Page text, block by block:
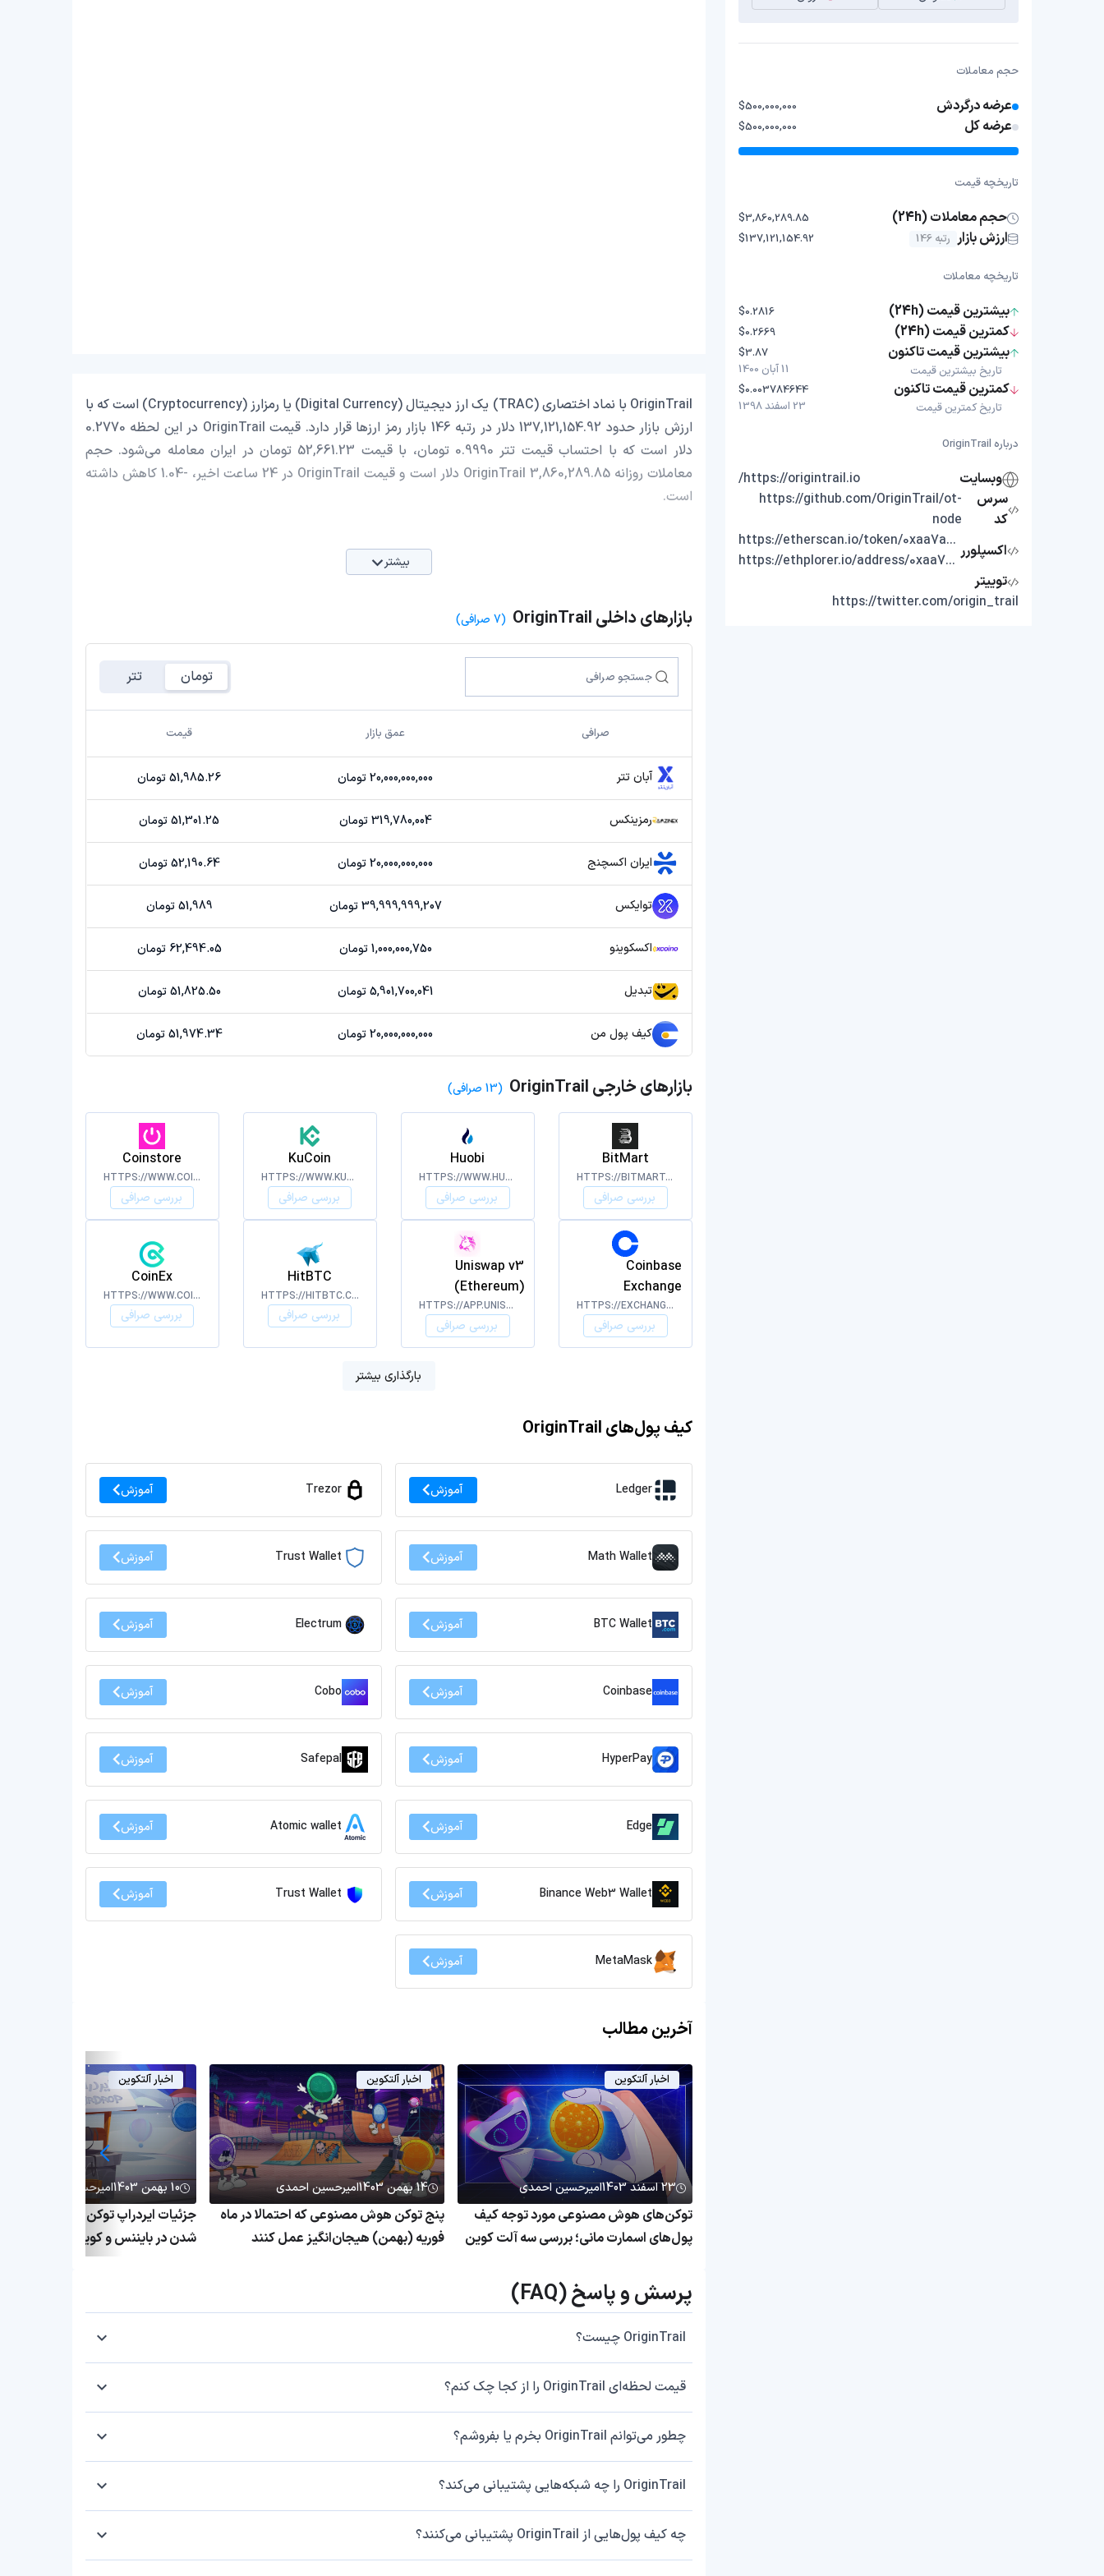
حجم معاملات
عرضه درگردش $500,000,000
عرضه کل $500,000,000
تاریخچه قیمت
حجم معاملات (24h) $3,860,289.85
ارزش بازار رتبه 146 $137,121,154.92
تاریخچه معاملات
بیشترین قیمت (24h) $0.2816
کمترین قیمت (24h) $0.2669
بیشترین قیمت تاکنون
تاریخ بیشترین قیمت
$3.87
11 آبان 1400
کمترین قیمت تاکنون
تاریخ کمترین قیمت
$0.003784644
23 اسفند 1398
درباره OriginTrail
وبسایت
https://origintrail.io/
سرس
کد
https://github.com/OriginTrail/ot-
node
اکسپلورر
https://etherscan.io/token/0xaa7a9ca87d3694b5755f213b5d04094b8d0f0a6f
https://ethplorer.io/address/0xaa7a9ca87d3694b5755f213b5d04094b8d0f0a6f
توییتر
https://twitter.com/origin_trail
OriginTrail با نماد اختصاری (TRAC) یک ارز دیجیتال (Digital Currency) یا رمزارز (Cryptocurrency) است که با
ارزش بازار حدود 137,121,154.92 دلار در رتبه 146 بازار رمز ارزها قرار دارد. قیمت OriginTrail در این لحظه 0.2770
دلار است که با احتساب قیمت تتر 0.9990 تومان، با قیمت 52,661.23 تومان در ایران معامله می‌شود. حجم
معاملات روزانه OriginTrail 3,860,289.85 دلار است و قیمت OriginTrail در 24 ساعت اخیر، -1.04 کاهش داشته
است.
بیشتر
بازارهای داخلی OriginTrail (7 صرافی)
تومان تتر
صرافی عمق بازار قیمت
آبان تتر 20,000,000,000 تومان 51,985.26 تومان
رمزینکس 319,780,004 تومان 51,301.25 تومان
ایران اکسچنج 20,000,000,000 تومان 52,190.64 تومان
توایکس 39,999,999,207 تومان 51,989 تومان
اکسکوینو 1,000,000,750 تومان 62,494.05 تومان
تبدیل 5,901,700,041 تومان 51,825.50 تومان
کیف پول من 20,000,000,000 تومان 51,974.34 تومان
بازارهای خارجی OriginTrail (13 صرافی)
BitMart
HTTPS://BITMART.COM
بررسی صرافی
Huobi
HTTPS://WWW.HUOBI.COM/
بررسی صرافی
KuCoin
HTTPS://WWW.KUCOIN.COM
بررسی صرافی
Coinstore
HTTPS://WWW.COINSTORE.COM/
بررسی صرافی
Coinbase
Exchange
HTTPS://EXCHANGE.COINBASE.COM
بررسی صرافی
Uniswap v3
(Ethereum)
HTTPS://APP.UNISWAP.ORG/#/SWAP
بررسی صرافی
HitBTC
HTTPS://HITBTC.COM
بررسی صرافی
CoinEx
HTTPS://WWW.COINEX.COM/
بررسی صرافی
بارگذاری بیشتر
کیف پول‌های OriginTrail
Ledger آموزش Trezor آموزش
Math Wallet آموزش Trust Wallet آموزش
BTC Wallet آموزش Electrum آموزش
Coinbase آموزش Cobo آموزش
HyperPay آموزش Safepal آموزش
Edge آموزش Atomic wallet آموزش
Binance Web3 Wallet آموزش Trust Wallet آموزش
MetaMask آموزش
آخرین مطالب
اخبار آلتکوین
23 اسفند 1403 امیرحسین احمدی
توکن‌های هوش مصنوعی مورد توجه کیف
پول‌های اسمارت مانی؛ بررسی سه آلت کوین
اخبار آلتکوین
14 بهمن 1403 امیرحسین احمدی
پنج توکن هوش مصنوعی که احتمالا در ماه
فوریه (بهمن) هیجان‌انگیز عمل کنند
اخبار آلتکوین
10 بهمن 1403 امیرحسین احمدی
شدن در بایننس و کوین بیس و
پرسش و پاسخ (FAQ)
OriginTrail چیست؟
قیمت لحظه‌ای OriginTrail را از کجا چک کنم؟
چطور می‌توانم OriginTrail بخرم یا بفروشم؟
OriginTrail را چه شبکه‌هایی پشتیبانی می‌کند؟
چه کیف پول‌هایی از OriginTrail پشتیبانی می‌کنند؟